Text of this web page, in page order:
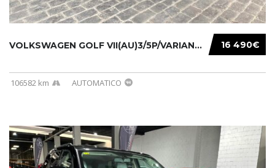
16 490€
VOLKSWAGEN GOLF VII(AU)3/5P/VARIANT(12-16 20...
106582 km AUTOMATICO